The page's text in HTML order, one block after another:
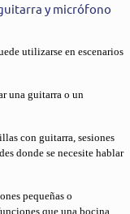
y micrófono
utilizarse en escenarios
una guitarra o un
con guitarra, sesiones
donde se necesite hablar
pequeñas o
que una bocina